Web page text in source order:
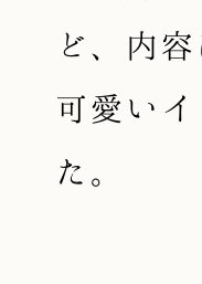
ど、内
可愛い
た。